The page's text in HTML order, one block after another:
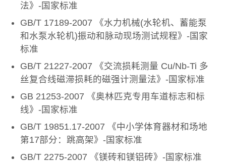
法》-国家标准
GB/T 17189-2007 《水力机械(水轮机、蓄能泵
和水泵水轮机)振动和脉动现场测试规程》-国家
标准
GB/T 21227-2007 《交流损耗测量 Cu/Nb-Ti 多
丝复合线磁滞损耗的磁强计测量法》-国家标准
GB 21253-2007 《奥林匹克专用车道标志和标
线》-国家标准
GB/T 19851.17-2007 《中小学体育器材和场地
第17部分：跳高架》-国家标准
GB/T 2275-2007 《镁砖和镁铝砖》-国家标准